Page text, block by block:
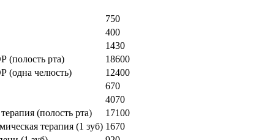
750
400
1430
(полость рта)
18600
(одна челюсть)
12400
670
4070
(полость рта)
17100
терапия (1 зуб) 1670